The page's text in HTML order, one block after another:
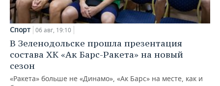
Спорт 06 авг, 19:10
В Зеленодольске прошла презентация
состава ХК «Ак Барс-Ракета» на новый
сезон
«Ракета» больше не «Динамо», «Ак Барс» на месте, как и